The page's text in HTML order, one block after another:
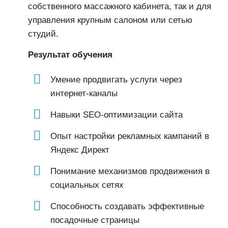
собственного массажного кабинета, так и для
управления крупным салоном или сетью
студий.
Результат обучения
Умение продвигать услуги через
интернет-каналы
Навыки SEO-оптимизации сайта
Опыт настройки рекламных кампаний в
Яндекс Директ
Понимание механизмов продвижения в
социальных сетях
Способность создавать эффективные
посадочные страницы